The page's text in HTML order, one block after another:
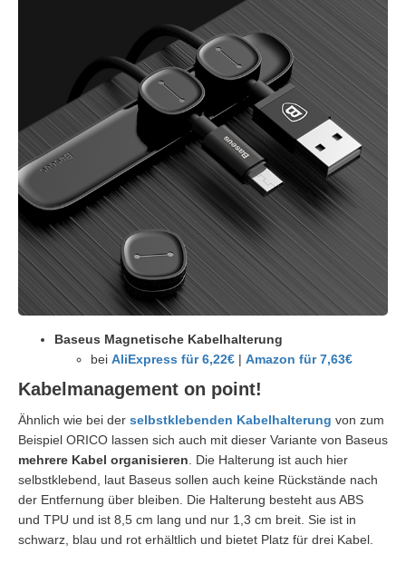
Baseus Magnetische Kabelhalterung
bei AliExpress für 6,22€ | Amazon für 7,63€
Kabelmanagement on point!
Ähnlich wie bei der selbstklebenden Kabelhalterung von zum
Beispiel ORICO lassen sich auch mit dieser Variante von Baseus
mehrere Kabel organisieren. Die Halterung ist auch hier
selbstklebend, laut Baseus sollen auch keine Rückstände nach
der Entfernung über bleiben. Die Halterung besteht aus ABS
und TPU und ist 8,5 cm lang und nur 1,3 cm breit. Sie ist in
schwarz, blau und rot erhältlich und bietet Platz für drei Kabel.